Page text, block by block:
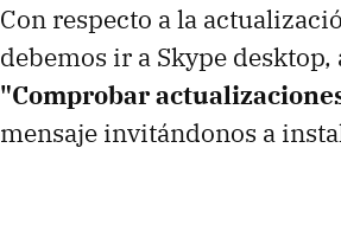
Con respecto a la
debemos ir a Skype
"Comprobar
mensaje invitándonos a